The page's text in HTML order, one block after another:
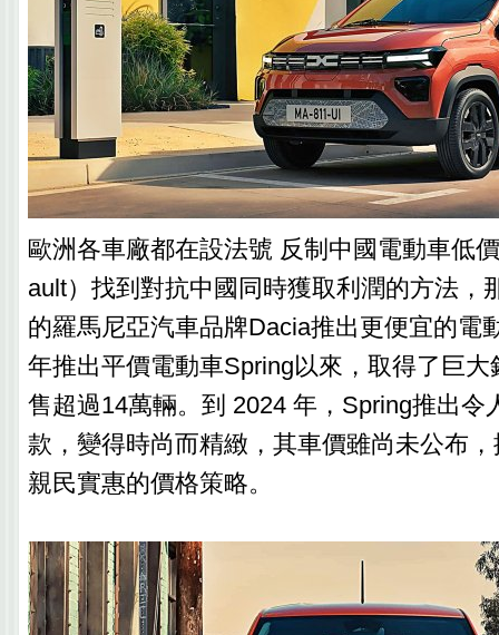
歐洲各車廠都在設法號 反制中國電動車低
ault）找到對抗中國同時獲取利潤的方法，
的羅馬尼亞汽車品牌Dacia推出更便宜的電
年推出平價電動車Spring以來，取得了巨
售超過14萬輛。到 2024 年，Spring推出令
款，變得時尚而精緻，其車價雖尚未公布
親民實惠的價格策略。